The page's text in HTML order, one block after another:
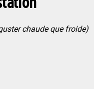
chaude que froide)